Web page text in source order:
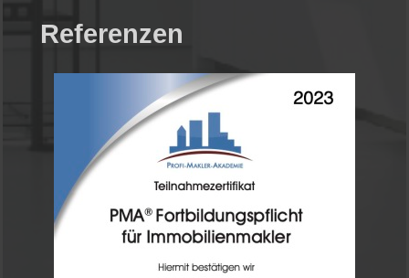
Referenzen